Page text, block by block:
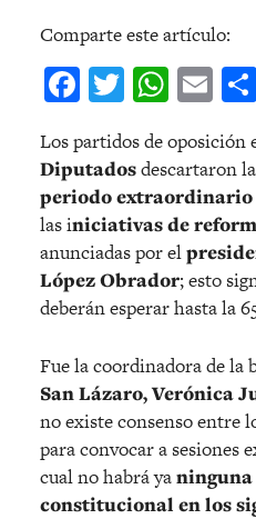
Comparte este artículo:
Facebook
Twitter
Los partidos de oposición
Diputadosdescartaron
periodo extraordinario
las iniciativas de
anunciadas por el
López Obrador; esto
deberán esperar hasta la
Fue la coordinadora de la
San Lázaro, Verónica
no existe consenso entre
para convocar a sesiones
cual no habrá ya
constitucional en los